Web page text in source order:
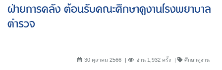
ฝ่ายการคลัง ต้อนรับคณะศึกษาดูงานโรงพยาบาล
ตำรวจ
30 ตุลาคม 2566 อ่าน 1,932 ครั้ง ศึกษาดูงาน